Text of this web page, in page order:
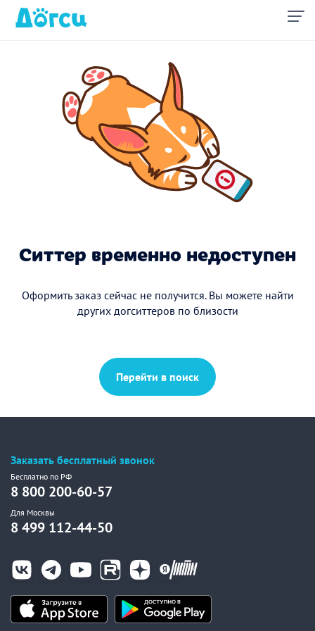
Ситтер временно недоступен
Оформить заказ сейчас не получится. Вы можете найти
других догситтеров по близости
Перейти в поиск
Заказать бесплатный звонок
Бесплатно по РФ
8 800 200-60-57
Для Москвы
8 499 112-44-50